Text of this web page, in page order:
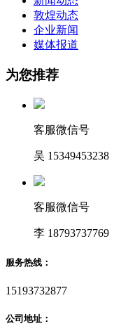
敦煌动态
企业新闻
媒体报道
为您推荐
客服微信号
吴 15349453238
客服微信号
李 18793737769
服务热线：
15193732877
公司地址：